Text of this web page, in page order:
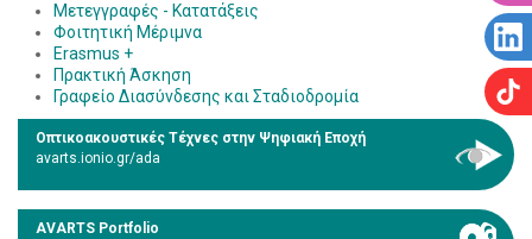
Μετεγγραφές - Κατατάξεις
Φοιτητική Μέριμνα
Erasmus +
Πρακτική Άσκηση
Γραφείο Διασύνδεσης και Σταδιοδρομία
Οπτικοακουστικές Τέχνες στην Ψηφιακή Εποχή
avarts.ionio.gr/ada
AVARTS Portfolio